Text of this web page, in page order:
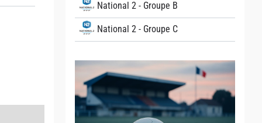
National 2 - Groupe B
National 2 - Groupe C